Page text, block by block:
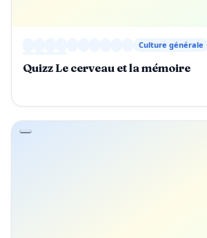
Culture générale
Quizz Le cerveau et la mémoire